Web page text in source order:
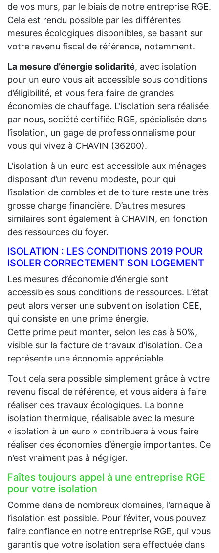
de vos murs, par le biais de notre entreprise RGE.
Cela est rendu possible par les différentes
mesures écologiques disponibles, se basant sur
votre revenu fiscal de référence, notamment.
La mesure d’énergie solidarité, avec isolation
pour un euro vous ait accessible sous conditions
d’éligibilité, et vous fera faire de grandes
économies de chauffage. L’isolation sera réalisée
par nous, société certifiée RGE, spécialisée dans
l’isolation, un gage de professionnalisme pour
vous qui vivez à CHAVIN (36200).
L’isolation à un euro est accessible aux ménages
disposant d’un revenu modeste, pour qui
l’isolation de combles et de toiture reste une très
grosse charge financière. D’autres mesures
similaires sont également à CHAVIN, en fonction
des ressources du foyer.
ISOLATION : LES CONDITIONS 2019 POUR
ISOLER CORRECTEMENT SON LOGEMENT
Les mesures d’économie d’énergie sont
accessibles sous conditions de ressources. L’état
peut alors verser une subvention isolation CEE,
qui consiste en une prime énergie.
Cette prime peut monter, selon les cas à 50%,
visible sur la facture de travaux d’isolation. Cela
représente une économie appréciable.
Tout cela sera possible simplement grâce à votre
revenu fiscal de référence, et vous aidera à faire
réaliser des travaux écologiques. La bonne
isolation thermique, réalisable avec la mesure
« isolation à un euro » contribuera à vous faire
réaliser des économies d’énergie importantes. Ce
n’est vraiment pas à négliger.
Faîtes toujours appel à une entreprise RGE
pour votre isolation
Comme dans de nombreux domaines, l’arnaque à
l’isolation est possible. Pour l’éviter, vous pouvez
faire confiance en notre entreprise RGE, qui vous
garantis que votre isolation sera effectuée dans